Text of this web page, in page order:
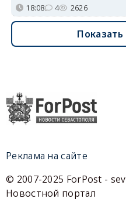
18:08 4 2626
Показать
Реклама на сайте
© 2007-2025 ForPost -
Новостной портал